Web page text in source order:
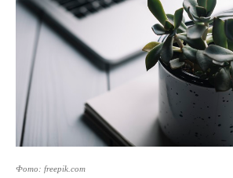
Фото: freepik.com